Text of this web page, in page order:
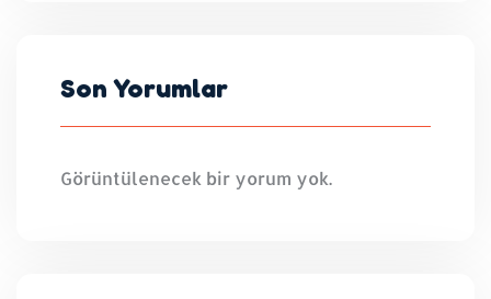
Son Yorumlar
Görüntülenecek bir yorum yok.